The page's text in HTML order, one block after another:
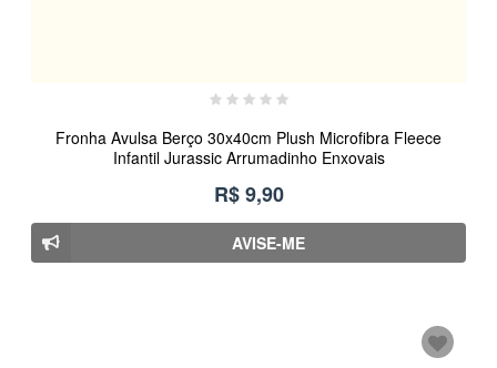
Fronha Avulsa Berço 30x40cm Plush Microfibra Fleece
Infantil Jurassic Arrumadinho Enxovais
R$ 9,90
AVISE-ME